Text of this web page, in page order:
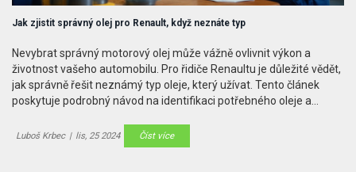
Jak zjistit správný olej pro Renault, když neznáte typ
Nevybrat správný motorový olej může vážně ovlivnit výkon a
životnost vašeho automobilu. Pro řidiče Renaultu je důležité vědět,
jak správně řešit neznámý typ oleje, který užívat. Tento článek
poskytuje podrobný návod na identifikaci potřebného oleje a
oleje tak klíčová pro vás i vaše auto.
Luboš Krbec | lis, 25 2024 Číst více